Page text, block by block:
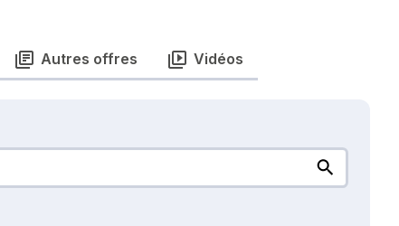
Autres offres Vidéos